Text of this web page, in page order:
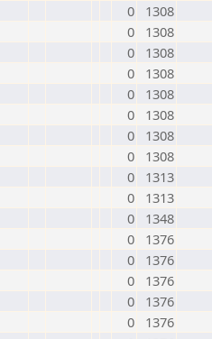
0
1308
0
1308
0
1308
0
1308
0
1308
0
1308
0
1308
0
1308
0
1313
0
1313
0
1348
0
1376
0
1376
0
1376
0
1376
0
1376